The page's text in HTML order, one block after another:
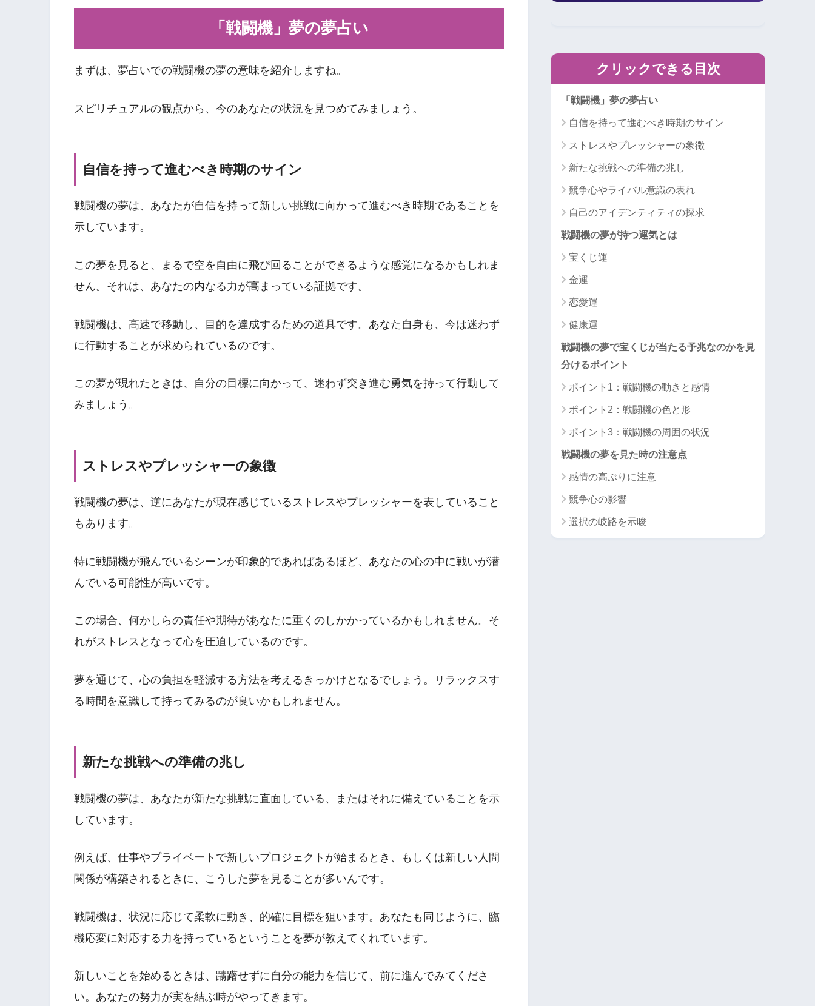
「戦闘機」夢の夢占い
まずは、夢占いでの戦闘機の夢の意味を紹介しますね。
スピリチュアルの観点から、今のあなたの状況を見つめてみましょう。
自信を持って進むべき時期のサイン
戦闘機の夢は、あなたが自信を持って新しい挑戦に向かって進むべき時期であることを
示しています。
この夢を見ると、まるで空を自由に飛び回ることができるような感覚になるかもしれま
せん。それは、あなたの内なる力が高まっている証拠です。
戦闘機は、高速で移動し、目的を達成するための道具です。あなた自身も、今は迷わず
に行動することが求められているのです。
この夢が現れたときは、自分の目標に向かって、迷わず突き進む勇気を持って行動して
みましょう。
ストレスやプレッシャーの象徴
戦闘機の夢は、逆にあなたが現在感じているストレスやプレッシャーを表していること
もあります。
特に戦闘機が飛んでいるシーンが印象的であればあるほど、あなたの心の中に戦いが潜
んでいる可能性が高いです。
この場合、何かしらの責任や期待があなたに重くのしかかっているかもしれません。そ
れがストレスとなって心を圧迫しているのです。
夢を通じて、心の負担を軽減する方法を考えるきっかけとなるでしょう。リラックスす
る時間を意識して持ってみるのが良いかもしれません。
新たな挑戦への準備の兆し
戦闘機の夢は、あなたが新たな挑戦に直面している、またはそれに備えていることを示
しています。
例えば、仕事やプライベートで新しいプロジェクトが始まるとき、もしくは新しい人間
関係が構築されるときに、こうした夢を見ることが多いんです。
戦闘機は、状況に応じて柔軟に動き、的確に目標を狙います。あなたも同じように、臨
機応変に対応する力を持っているということを夢が教えてくれています。
新しいことを始めるときは、躊躇せずに自分の能力を信じて、前に進んでみてくださ
い。あなたの努力が実を結ぶ時がやってきます。
クリックできる目次
「戦闘機」夢の夢占い
自信を持って進むべき時期のサイン
ストレスやプレッシャーの象徴
新たな挑戦への準備の兆し
競争心やライバル意識の表れ
自己のアイデンティティの探求
戦闘機の夢が持つ運気とは
宝くじ運
金運
恋愛運
健康運
戦闘機の夢で宝くじが当たる予兆なのかを見
分けるポイント
ポイント1：戦闘機の動きと感情
ポイント2：戦闘機の色と形
ポイント3：戦闘機の周囲の状況
戦闘機の夢を見た時の注意点
感情の高ぶりに注意
競争心の影響
選択の岐路を示唆